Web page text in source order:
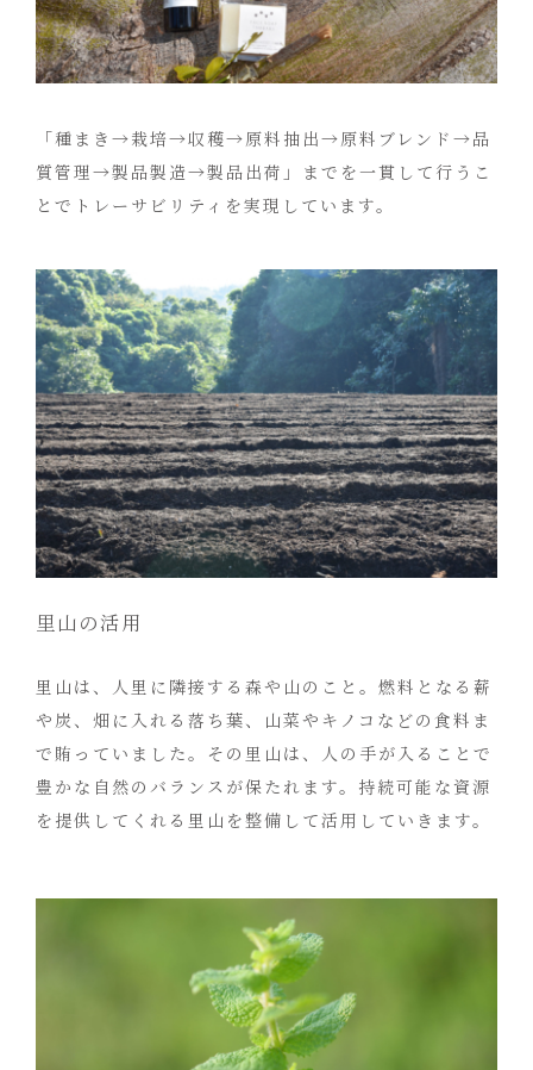
「種まき→栽培→収穫→原料抽出→原料ブレンド→品
質管理→製品製造→製品出荷」までを一貫して行うこ
とでトレーサビリティを実現しています。
里山の活用
里山は、人里に隣接する森や山のこと。燃料となる薪
や炭、畑に入れる落ち葉、山菜やキノコなどの食料ま
で賄っていました。その里山は、人の手が入ることで
豊かな自然のバランスが保たれます。持続可能な資源
を提供してくれる里山を整備して活用していきます。